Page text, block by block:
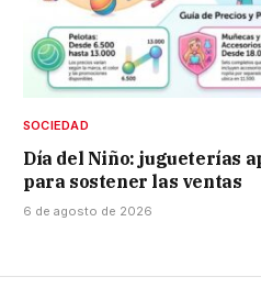
SOCIEDAD
Día del Niño: jugueterías
para sostener las ventas
6 de agosto de 2026